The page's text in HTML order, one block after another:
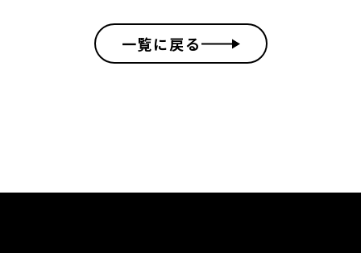
CREATOR
一覧に戻る